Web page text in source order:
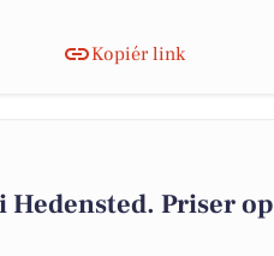
Kopiér link
Priser op